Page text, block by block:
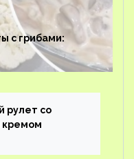
с грибами:
рулет со
кремом